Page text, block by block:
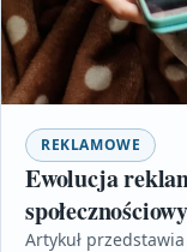
REKLAMOWE
Ewolucja
Artykuł